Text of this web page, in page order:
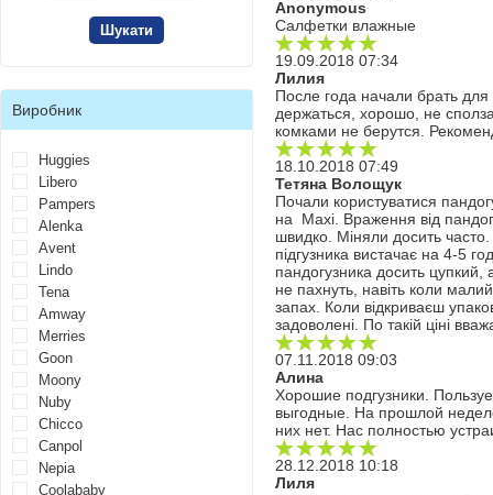
Виробник
Huggies
Libero
Pampers
Alenka
Avent
Lindo
Tena
Amway
Merries
Goon
Moony
Nuby
Chicco
Canpol
Nepia
Coolababy
Anonymous
Салфетки влажные
19.09.2018 07:34
Лилия
После года начали брать
держаться, хорошо, не
комками не берутся.
18.10.2018 07:49
Тетяна Волощук
Почали користуватися
на Maxi. Враження від
швидко. Міняли досить
підгузника вистачає на 4-5
пандогузника досить цупкий,
не пахнуть, навіть коли
запах. Коли відкриваєш
задоволені. По такій ціні
07.11.2018 09:03
Алина
Хорошие подгузники.
выгодные. На прошлой
них нет. Нас полностью
28.12.2018 10:18
Лиля